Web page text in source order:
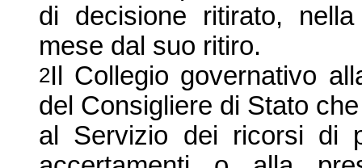
di decisione ritirato,
mese dal suo ritiro.
2Il Collegio governativo
del Consigliere di Stato
al Servizio dei ricorsi di